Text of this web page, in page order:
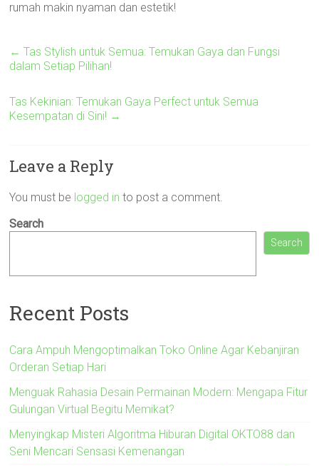
rumah makin nyaman dan estetik!
← Tas Stylish untuk Semua: Temukan Gaya dan Fungsi
dalam Setiap Pilihan!
Tas Kekinian: Temukan Gaya Perfect untuk Semua
Kesempatan di Sini! →
Leave a Reply
You must be logged in to post a comment.
Search
Search
Recent Posts
Cara Ampuh Mengoptimalkan Toko Online Agar Kebanjiran
Orderan Setiap Hari
Menguak Rahasia Desain Permainan Modern: Mengapa Fitur
Gulungan Virtual Begitu Memikat?
Menyingkap Misteri Algoritma Hiburan Digital OKTO88 dan
Seni Mencari Sensasi Kemenangan